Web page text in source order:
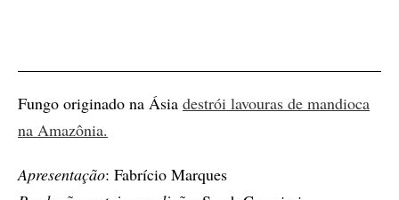
Fungo originado na Ásia destrói lavouras de mandioca
na Amazônia.
Apresentação: Fabrício Marques